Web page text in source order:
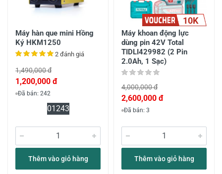
Máy hàn que mini Hồng
Ký HKM1250
2 đánh giá
1,490,000 đ
1,200,000 đ
Đã bán: 242
01243
Thêm vào giỏ hàng
10K
Máy khoan động lực
dùng pin 42V Total
TIDLI429982 (2 Pin
2.0Ah, 1 Sạc)
4,000,000 đ
2,600,000 đ
Đã bán: 3
Thêm vào giỏ hàng